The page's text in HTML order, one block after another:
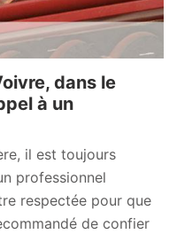
dans le
à un
il est toujours
professionnel
respectée pour que
de confier